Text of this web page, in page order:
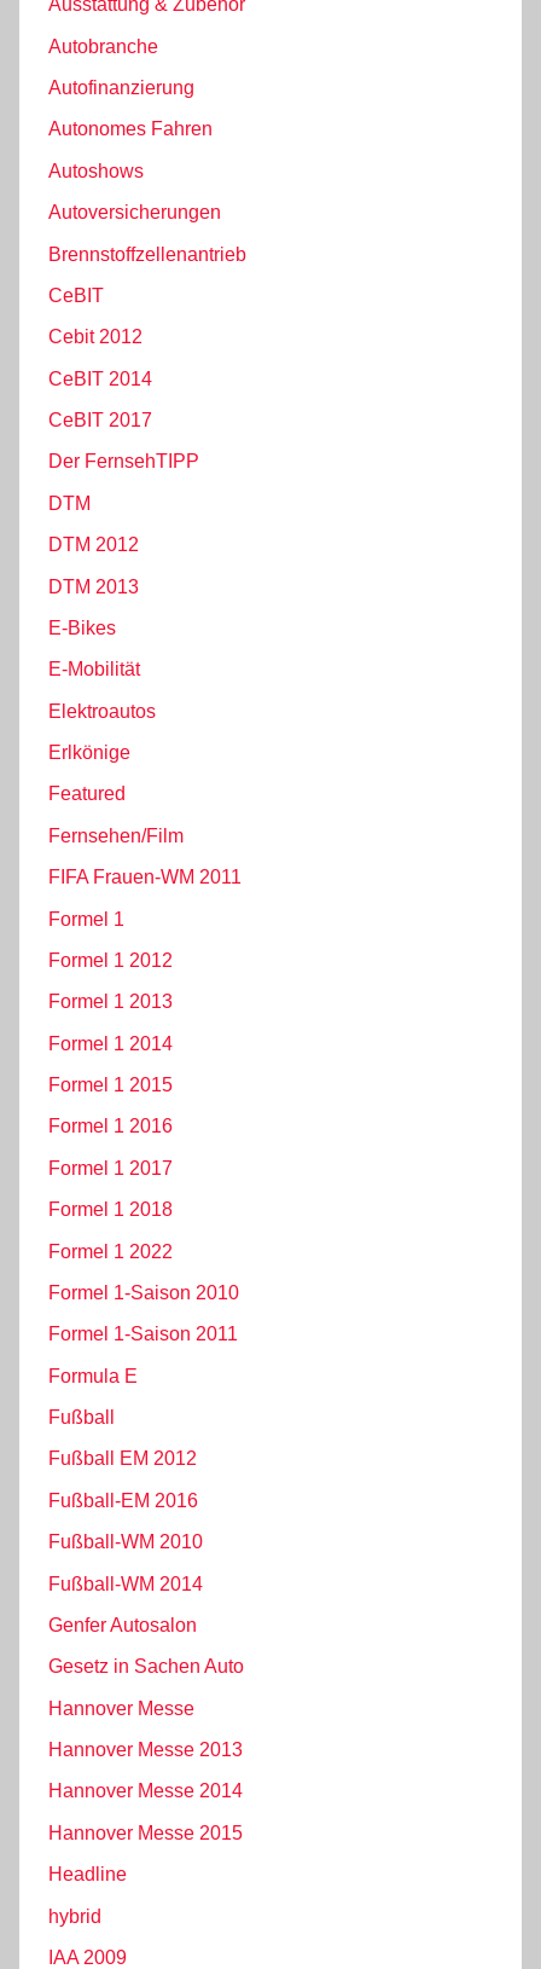
Ausstattung & Zubehör
Autobranche
Autofinanzierung
Autonomes Fahren
Autoshows
Autoversicherungen
Brennstoffzellenantrieb
CeBIT
Cebit 2012
CeBIT 2014
CeBIT 2017
Der FernsehTIPP
DTM
DTM 2012
DTM 2013
E-Bikes
E-Mobilität
Elektroautos
Erlkönige
Featured
Fernsehen/Film
FIFA Frauen-WM 2011
Formel 1
Formel 1 2012
Formel 1 2013
Formel 1 2014
Formel 1 2015
Formel 1 2016
Formel 1 2017
Formel 1 2018
Formel 1 2022
Formel 1-Saison 2010
Formel 1-Saison 2011
Formula E
Fußball
Fußball EM 2012
Fußball-EM 2016
Fußball-WM 2010
Fußball-WM 2014
Genfer Autosalon
Gesetz in Sachen Auto
Hannover Messe
Hannover Messe 2013
Hannover Messe 2014
Hannover Messe 2015
Headline
hybrid
IAA 2009